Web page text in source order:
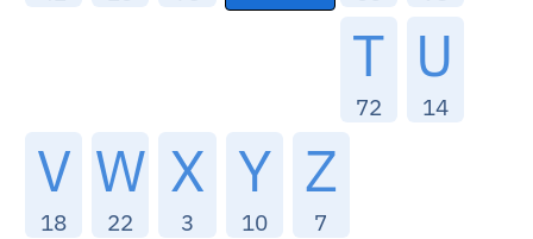
T
72
U
14
V
18
W
22
X
3
Y
10
Z
7